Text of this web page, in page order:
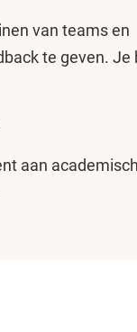
van teams en
te geven. Je
aan